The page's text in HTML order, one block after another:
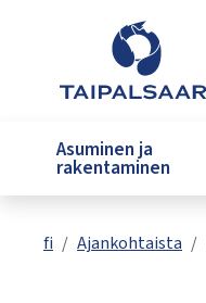
Siirry pääsisältöön
Asuminen ja
rakentaminen
fi Ajankohtaista